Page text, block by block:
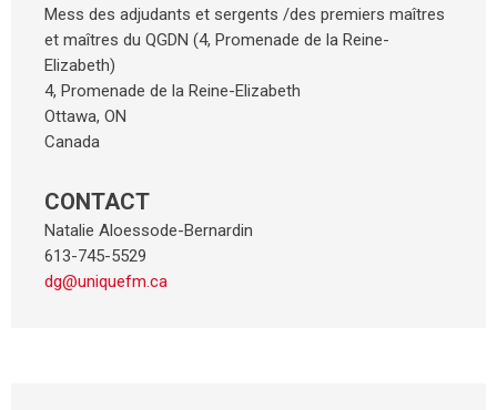
Mess des adjudants et sergents /des premiers maîtres
et maîtres du QGDN (4, Promenade de la Reine-
Elizabeth)
4, Promenade de la Reine-Elizabeth
Ottawa, ON
Canada
CONTACT
Natalie Aloessode-Bernardin
613-745-5529
dg@uniquefm.ca